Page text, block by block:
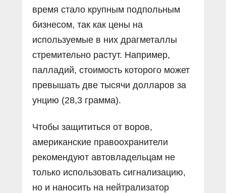
время стало крупным подпольным
бизнесом, так как цены на
используемые в них драгметаллы
стремительно растут. Например,
палладий, стоимость которого может
превышать две тысячи долларов за
унцию (28,3 грамма).
Чтобы защититься от воров,
американские правоохранители
рекомендуют автовладельцам не
только использовать сигнализацию,
но и наносить на нейтрализатор